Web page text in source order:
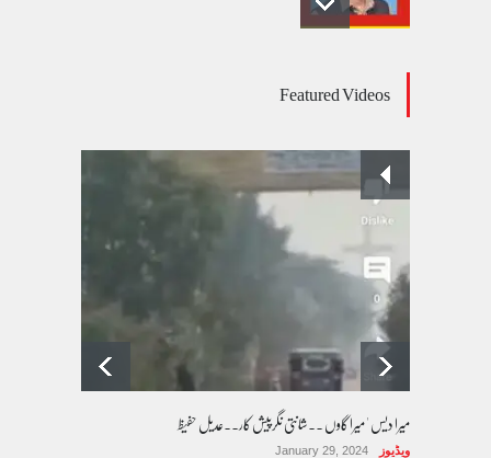
پسند کی شادیوں کا بڑھتا ہوا رجحان اور راولپنڈی
کی یوسیز میں اندارج پر پابندی ایک نیا تنازعہ
October 14, 2025
Featured Videos
میرا دیس ' میرا گاوں ۔۔شانتی نگرپیش کار۔۔عدیل حفیظ
ویڈیوز January 29, 2024